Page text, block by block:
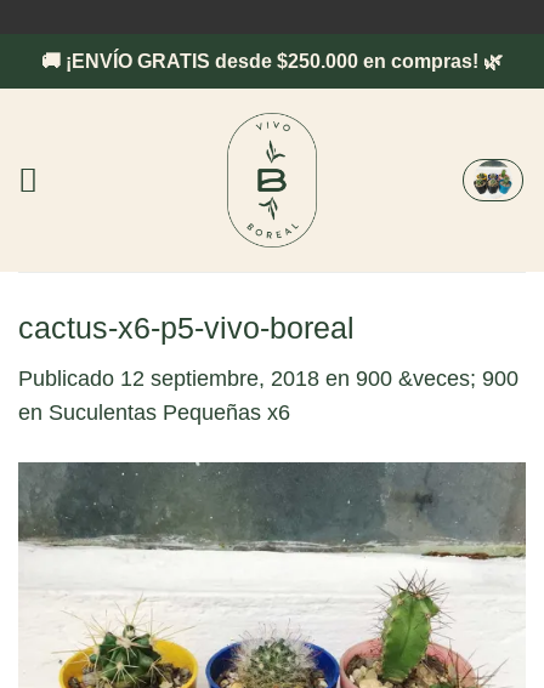
contenido
🚚 ¡ENVÍO GRATIS desde $250.000 en compras! 🌿
cactus-x6-p5-vivo-boreal
Publicado 12 septiembre, 2018 en 900 &veces; 900
en Suculentas Pequeñas x6